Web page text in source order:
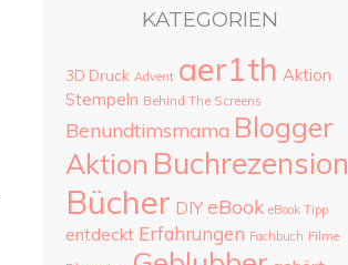
KATEGORIEN
3D Druck Advent aer1th Aktion
Stempeln Behind The Screens
Benundtimsmama Blogger
Aktion Buchrezension
Bücher DIY eBook eBook Tipp
entdeckt Erfahrungen Fachbuch Filme